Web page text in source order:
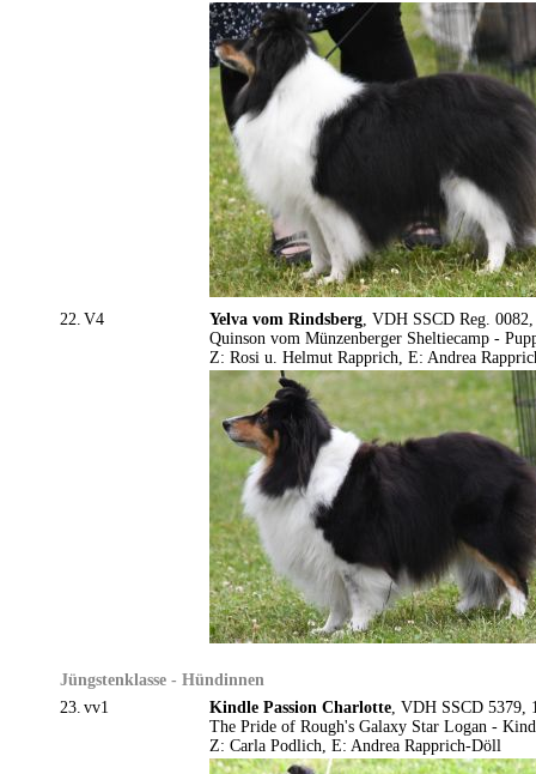
22. V4 Yelva vom Rindsberg, VDH SSCD Reg.
Quinson vom Münzenberger Sheltiecamp -
Z: Rosi u. Helmut Rapprich, E: Andrea
Jüngstenklasse - Hündinnen
23. vv1 Kindle Passion Charlotte, VDH SSCD 5379,
The Pride of Rough's Galaxy Star Logan -
Z: Carla Podlich, E: Andrea Rapprich-Döll